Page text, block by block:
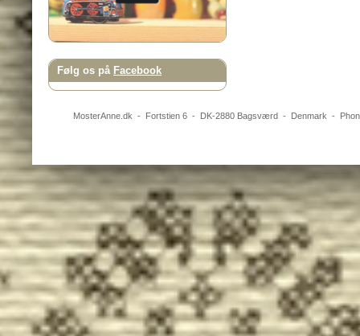
Følg os på Facebook
MosterAnne.dk - Fortstien 6- DK-2880 Bagsværd- Denmark -